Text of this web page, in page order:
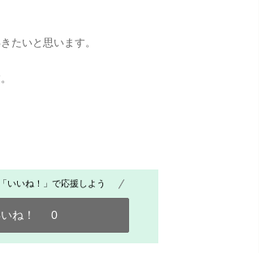
たいと思います。
いいね！」で応援しよう
ね！ 0